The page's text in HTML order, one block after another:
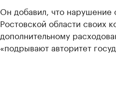
Он добавил, что нарушение
Ростовской области своих
дополнительному
«подрывают авторитет